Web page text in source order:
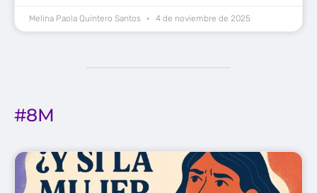
Melina Paola Quintero Santos 4 de noviembre de 2025
#8M